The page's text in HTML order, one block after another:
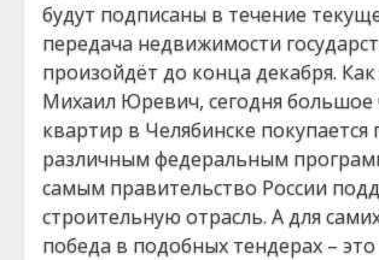
будут подписаны в течение
передача недвижимости
произойдёт до конца декабря.
Михаил Юревич, сегодня большое
квартир в Челябинске покупается
различным федеральным
самым правительство России
строительную отрасль. А для
победа в подобных тендерах –